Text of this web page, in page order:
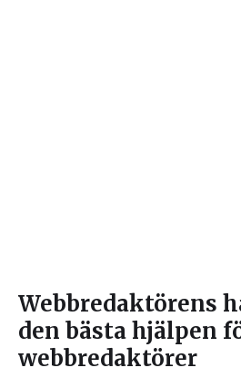
Webbredaktörens
den bästa hjälpen
webbredaktörer